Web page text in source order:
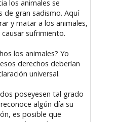
los animales se
de gran sadismo. Aquí
y matar a los animales,
sufrimiento.
los animales? Yo
derechos deberían
universal.
poseyesen tal grado
algún día su
es posible que